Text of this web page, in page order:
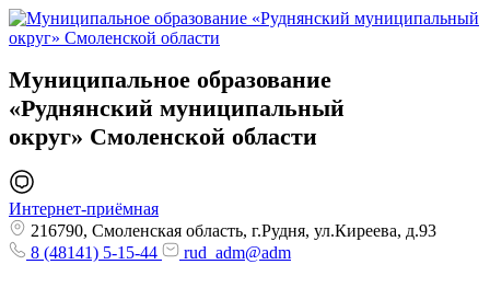
Муниципальное образование
«Руднянский муниципальный
округ» Смоленской области
Интернет-приёмная
216790, Смоленская область, г.Рудня, ул.Киреева, д.93
8 (48141) 5-15-44
rud_adm@adm